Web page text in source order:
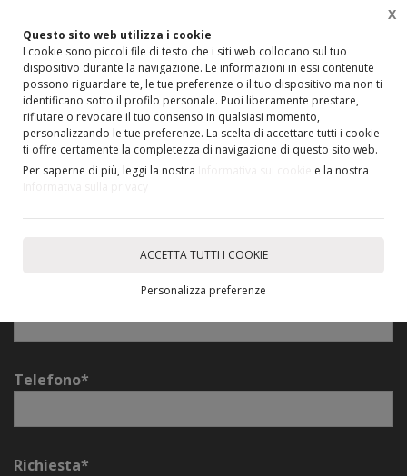
Questo sito web utilizza i cookie
I cookie sono piccoli file di testo che i siti web collocano sul tuo
dispositivo durante la navigazione. Le informazioni in essi contenute
possono riguardare te, le tue preferenze o il tuo dispositivo ma non ti
identificano sotto il profilo personale. Puoi liberamente prestare,
rifiutare o revocare il tuo consenso in qualsiasi momento,
personalizzando le tue preferenze. La scelta di accettare tutti i cookie
ti offre certamente la completezza di navigazione di questo sito web.
Per saperne di più, leggi la nostra
e la nostra
ACCETTA TUTTI I COOKIE
Personalizza preferenze
X
Email*
Telefono*
Richiesta*